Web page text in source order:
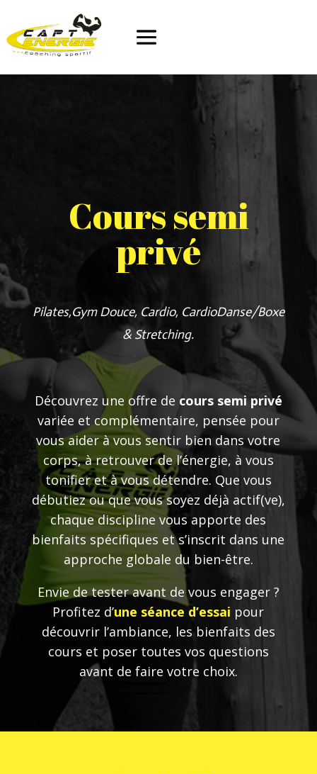
Cours semi
privé
Pilates,Gym Douce, Cardio, CardioDanse/Boxe
& Stretching.
Découvrez une offre de cours semi privé
variée et complémentaire, pensée pour
vous aider à vous sentir bien dans votre
corps, à retrouver de l’énergie, à vous
tonifier et à vous détendre. Que vous
débutiez ou que vous soyez déjà actif(ve),
chaque discipline vous apporte des
bienfaits spécifiques et s’inscrit dans une
approche globale du bien-être.
Envie de tester avant de vous engager ?
Profitez d’une séance d’essai pour
découvrir l’ambiance, les bienfaits des
cours et poser toutes vos questions
avant de faire votre choix.